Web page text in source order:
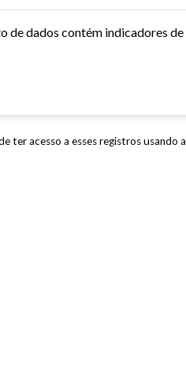
ter acesso a esses registros usando a